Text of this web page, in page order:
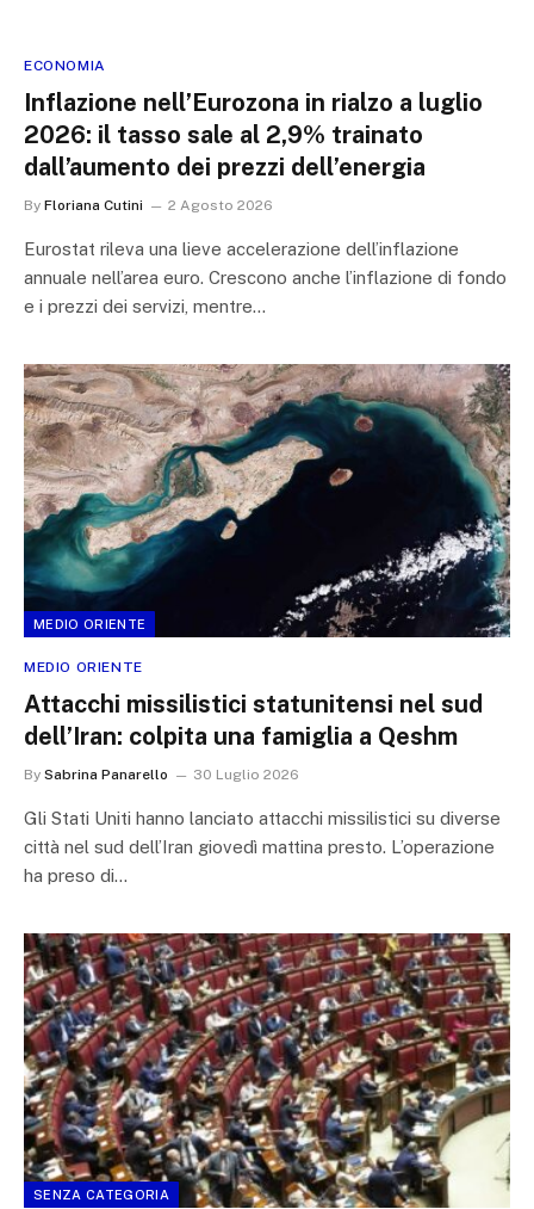
ECONOMIA
Inflazione nell’Eurozona in rialzo a luglio
2026: il tasso sale al 2,9% trainato
dall’aumento dei prezzi dell’energia
By Floriana Cutini 2 Agosto 2026
Eurostat rileva una lieve accelerazione dell’inflazione
annuale nell’area euro. Crescono anche l’inflazione di fondo
e i prezzi dei servizi, mentre…
MEDIO ORIENTE
MEDIO ORIENTE
Attacchi missilistici statunitensi nel sud
dell’Iran: colpita una famiglia a Qeshm
By Sabrina Panarello 30 Luglio 2026
Gli Stati Uniti hanno lanciato attacchi missilistici su diverse
città nel sud dell’Iran giovedì mattina presto. L’operazione
ha preso di…
SENZA CATEGORIA